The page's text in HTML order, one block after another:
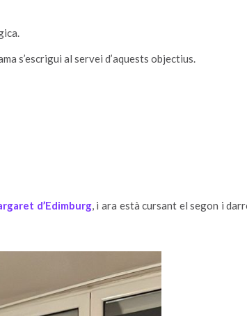
s’escrigui al servei d’aquests objectius.
d’Edimburg, i ara està cursant el segon i